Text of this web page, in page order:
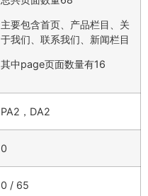
主要包含首页、产品栏目、关
于我们、联系我们、新闻栏目
其中page页面数量有16
PA2，DA2
0
0 / 65